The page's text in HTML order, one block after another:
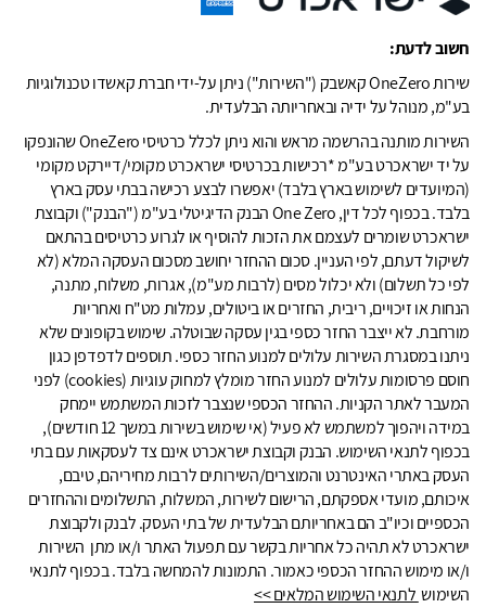
חשוב לדעת:
שירות OneZero קאשבק ("השירות") ניתן על-ידי חברת קאשדו טכנולוגיות
בע"מ, מנוהל על ידיה ובאחריותה הבלעדית.
השירות מותנה בהרשמה מראש והוא ניתן לכלל כרטיסי OneZero שהונפקו
על יד ישראכרט בע"מ *רכישות בכרטיסי ישראכרט מקומי/דיירקט מקומי
(המיועדים לשימוש בארץ בלבד) יאפשרו לבצע רכישה בבתי עסק בארץ
בלבד. בכפוף לכל דין, One Zero הבנק הדיגיטלי בע"מ ("הבנק") וקבוצת
ישראכרט שומרים לעצמם את הזכות להוסיף או לגרוע כרטיסים בהתאם
לשיקול דעתם, לפי העניין. סכום ההחזר יחושב מסכום העסקה המלא (לא
לפי כל תשלום) ולא יכלול מסים (לרבות מע"מ), אגרות, משלוח, מתנה,
הנחות או זיכויים, ריבית, החזרים או ביטולים, עמלות מט"ח ואחריות
מורחבת. לא ייצבר החזר כספי בגין עסקה שבוטלה. שימוש בקופונים שלא
ניתנו במסגרת השירות עלולים למנוע החזר כספי. תוספים לדפדפן כגון
חוסם פרסומות עלולים למנוע החזר מומלץ למחוק עוגיות (cookies) לפני
המעבר לאתר הקניות. ההחזר הכספי שנצבר לזכות המשתמש יימחק
במידה ויהפוך למשתמש לא פעיל (אי שימוש בשירות במשך 12 חודשים),
בכפוף לתנאי השימוש. הבנק וקבוצת ישראכרט אינם צד לעסקאות עם בתי
העסק באתרי האינטרנט והמוצרים/השירותים לרבות מחיריהם, טיבם,
איכותם, מועדי אספקתם, הרישום לשירות, המשלוח, התשלומים וההחזרים
הכספיים וכיו"ב הם באחריותם הבלעדית של בתי העסק. לבנק ולקבוצת
ישראכרט לא תהיה כל אחריות בקשר עם תפעול האתר ו/או מתן השירות
ו/או מימוש ההחזר הכספי כאמור. התמונות להמחשה בלבד. בכפוף לתנאי
השימוש לתנאי השימוש המלאים >>